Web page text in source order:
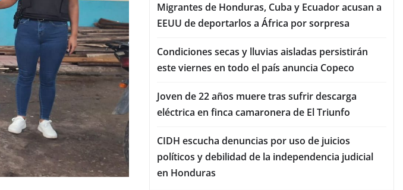
Migrantes de Honduras, Cuba y Ecuador acusan a
EEUU de deportarlos a África por sorpresa
Condiciones secas y lluvias aisladas persistirán
este viernes en todo el país anuncia Copeco
Joven de 22 años muere tras sufrir descarga
eléctrica en finca camaronera de El Triunfo
CIDH escucha denuncias por uso de juicios
políticos y debilidad de la independencia judicial
en Honduras